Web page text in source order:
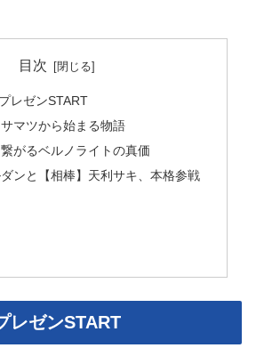
目次
レゼンSTART
マツから始まる物語
がるベルノライトの真価
ダンと【相棒】天利サキ、本格参戦
レゼンSTART